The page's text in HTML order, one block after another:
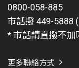
0800-058-885
市話撥 449-5888
* 市話請直撥不加
更多聯絡方式